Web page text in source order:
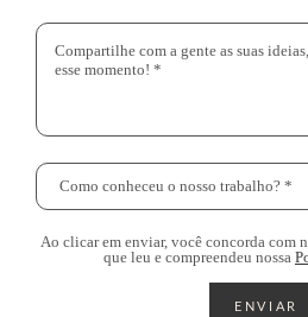
Ao clicar em enviar, você concorda com
que leu e compreendeu nossa
ENVIAR